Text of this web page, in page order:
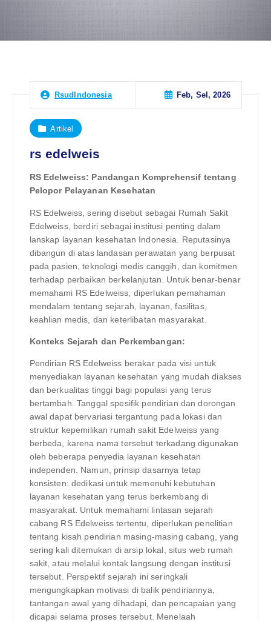
RsudIndonesia Feb, Sel, 2026
Artikel
rs edelweis
RS Edelweiss: Pandangan Komprehensif tentang
Pelopor Pelayanan Kesehatan
RS Edelweiss, sering disebut sebagai Rumah Sakit
Edelweiss, berdiri sebagai institusi penting dalam
lanskap layanan kesehatan Indonesia. Reputasinya
dibangun di atas landasan perawatan yang berpusat
pada pasien, teknologi medis canggih, dan komitmen
terhadap perbaikan berkelanjutan. Untuk benar-benar
memahami RS Edelweiss, diperlukan pemahaman
mendalam tentang sejarah, layanan, fasilitas,
keahlian medis, dan keterlibatan masyarakat.
Konteks Sejarah dan Perkembangan:
Pendirian RS Edelweiss berakar pada visi untuk
menyediakan layanan kesehatan yang mudah diakses
dan berkualitas tinggi bagi populasi yang terus
bertambah. Tanggal spesifik pendirian dan dorongan
awal dapat bervariasi tergantung pada lokasi dan
struktur kepemilikan rumah sakit Edelweiss yang
berbeda, karena nama tersebut terkadang digunakan
oleh beberapa penyedia layanan kesehatan
independen. Namun, prinsip dasarnya tetap
konsisten: dedikasi untuk memenuhi kebutuhan
layanan kesehatan yang terus berkembang di
masyarakat. Untuk memahami lintasan sejarah
cabang RS Edelweiss tertentu, diperlukan penelitian
tentang kisah pendirian masing-masing cabang, yang
sering kali ditemukan di arsip lokal, situs web rumah
sakit, atau melalui kontak langsung dengan institusi
tersebut. Perspektif sejarah ini seringkali
mengungkapkan motivasi di balik pendiriannya,
tantangan awal yang dihadapi, dan pencapaian yang
dicapai selama proses tersebut. Menelaah